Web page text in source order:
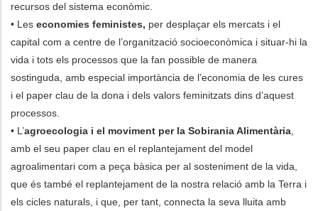
recursos del sistema econòmic.
• Les economies feministes, per desplaçar els mercats i el
capital com a centre de l’organització socioeconòmica i situar-hi la
vida i tots els processos que la fan possible de manera
sostinguda, amb especial importància de l’economia de les cures
i el paper clau de la dona i dels valors feminitzats dins d’aquest
processos.
• L’agroecologia i el moviment per la Sobirania Alimentària
amb el seu paper clau en el replantejament del model
agroalimentari com a peça bàsica per al sosteniment de la vida,
que és també el replantejament de la nostra relació amb la Terra i
els cicles naturals, i que, per tant, connecta la seva lluita amb